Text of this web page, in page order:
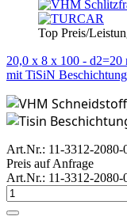
Top Preis/
20,0 x 8 x 100 -
mit TiSiN Beschichtung
Art.Nr.: 11-3312-2080-
Preis auf Anfrage
Art.Nr.: 11-3312-2080-